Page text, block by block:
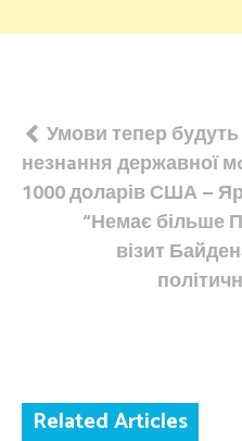
Навігація
записів
Умови тепер будуть
незнaння державної
1000 доларів США –
“Немає більше
візит
Related Articles